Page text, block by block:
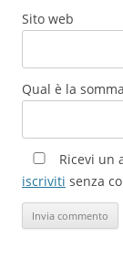
Sito web
Qual è la
Ricevi un
iscriviti senza